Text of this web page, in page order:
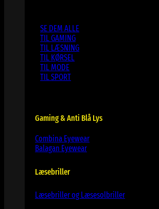
SE DEM ALLE
TIL GAMING
TIL LÆSNING
TIL KØRSEL
TIL MODE
TIL SPORT
Gaming & Anti Blå Lys
Combina Eyewear
Balagan Eyewear
Læsebriller
Læsebriller og Læsesolbriller